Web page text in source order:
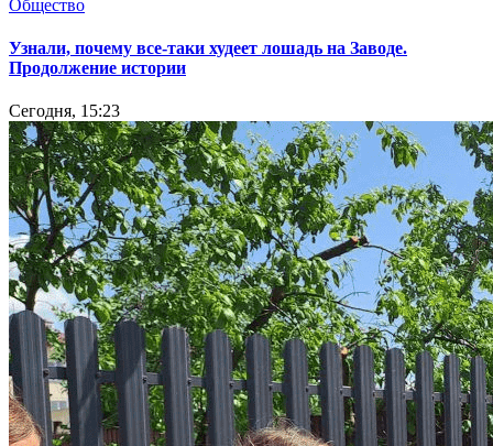
Общество
Узнали, почему все-таки худеет лошадь на Заводе.
Продолжение истории
Сегодня, 15:23